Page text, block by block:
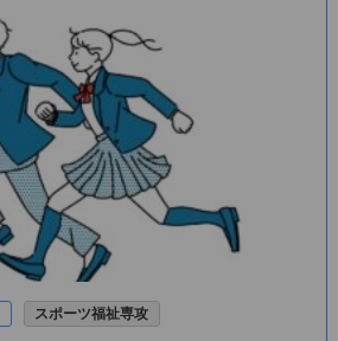
スポーツ福祉専攻